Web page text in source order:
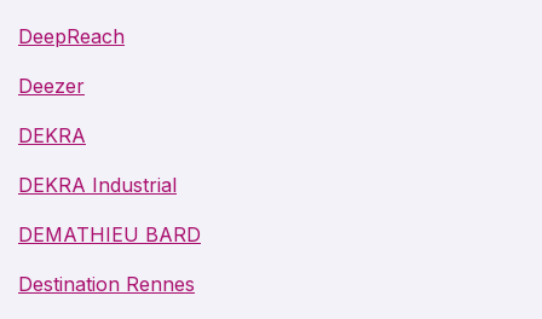
DeepReach
Deezer
DEKRA
DEKRA Industrial
DEMATHIEU BARD
Destination Rennes